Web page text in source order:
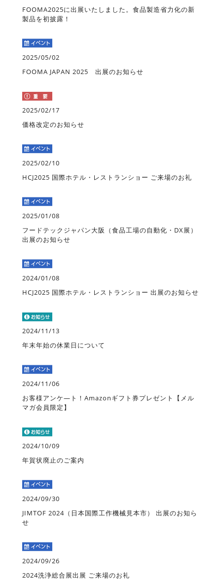
FOOMA2025に出展いたしました。食品製造省力化の新
製品を初披露！
2025/05/02
FOOMA JAPAN 2025 出展のお知らせ
2025/02/17
価格改定のお知らせ
2025/02/10
HCJ2025 国際ホテル・レストランショー ご来場のお礼
2025/01/08
フードテックジャパン大阪（食品工場の自動化・DX展）
出展のお知らせ
2024/01/08
HCJ2025 国際ホテル・レストランショー 出展のお知らせ
2024/11/13
年末年始の休業日について
2024/11/06
お客様アンケ―ト！Amazonギフト券プレゼント【メル
マガ会員限定】
2024/10/09
年賀状廃止のご案内
2024/09/30
JIMTOF 2024（日本国際工作機械見本市） 出展のお知ら
せ
2024/09/26
2024洗浄総合展出展 ご来場のお礼